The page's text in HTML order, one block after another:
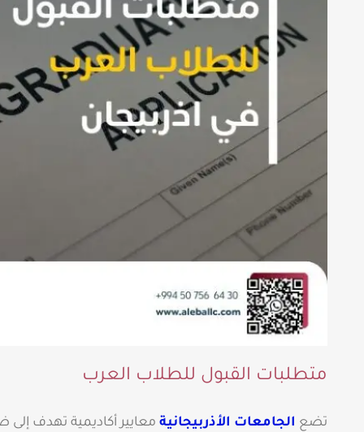
متطلبات القبول للطلاب العرب
تضع الجامعات الأذربيجانيةمعايير أكاديمية تهدف إلى